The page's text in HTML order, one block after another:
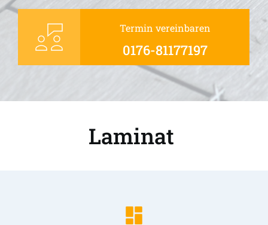
Termin vereinbaren
0176-81177197
Laminat